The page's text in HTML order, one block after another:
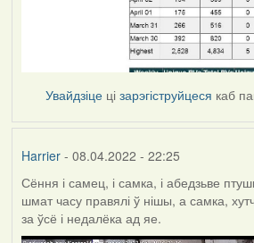
Увайдзіце цізарэгіструйцеся каб
Harrier- 08.04.2022 - 22:25
Сёння і самец, і самка, і абедзьве
шмат часу правялі ў нішы, а самка,
за ўсё і недалёка ад яе.